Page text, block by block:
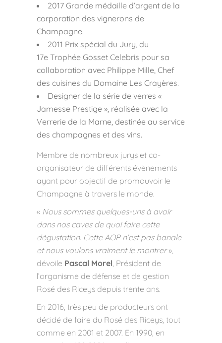
2017 Grande médaille d’argent de la
corporation des vignerons de
Champagne.
2011 Prix spécial du Jury, du
17e Trophée Gosset Celebris pour sa
collaboration avec Philippe Mille, Chef
des cuisines du Domaine Les Crayères.
Designer de la série de verres «
Jamesse Prestige », réalisée avec la
Verrerie de la Marne, destinée au service
des champagnes et des vins.
Membre de nombreux jurys et co-
organisateur de différents évènements
ayant pour objectif de promouvoir le
Champagne à travers le monde.
« Nous sommes quelques-uns à avoir
dans nos caves de quoi faire cette
dégustation. Cette AOP n’est pas banale
et nous voulons vraiment le montrer»,
dévoile Pascal Morel, Président de
l’organisme de défense et de gestion
Rosé des Riceys depuis trente ans.
En 2016, très peu de producteurs ont
décidé de faire du Rosé des Riceys, tout
comme en 2001 et 2007. En 1990, en